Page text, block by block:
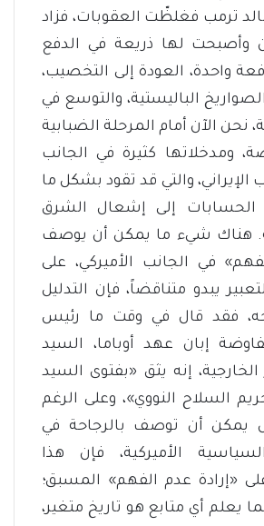
ترمب فغلظّت العقوبات، فزاد
وأصبحت لها ذريعة في الدفع
واحدة، العودة إلى التخصيب،
الباليستية، والتوسع في
نحن الآن أمام المرحلة الضبابية
ومدخلاتها كثيرة في الجانب
الإيراني، والتي قد تقود بشكل ما
الحسابات إلى إشعال الشرق
هناك شيء ما يمكن أن يوصف
في الجانب الأميركي، على
يبدو متناقضاً، فإن التدليل
فقد قال في وقت ما رئيس
إبان عهد أوباما، السيد
إنه يثق «بفتوى السيد
السلاح النووي»، وعلى الرغم
يمكن أن توصف بالرجاحة في
الأميركية، فإن هذا
«إرادة عدم الفهم» المسبق؛
يعلم أي متابع هو تاريخ متغير،